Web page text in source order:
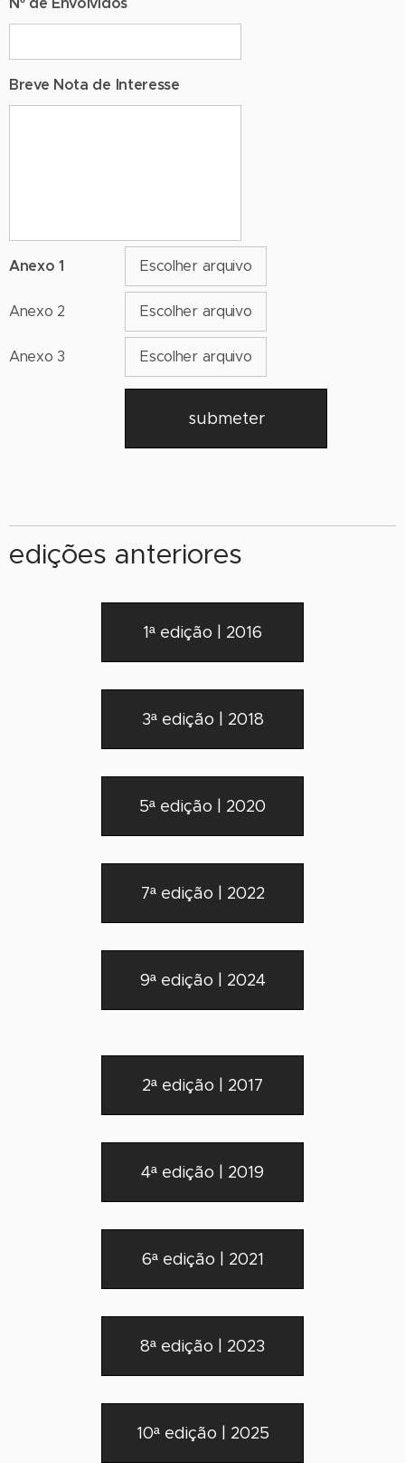
Breve Nota de Interesse
Anexo 1 Escolher arquivo
Anexo 2 Escolher arquivo
Anexo 3 Escolher arquivo
submeter
edições anteriores
1ª edição | 2016
3ª edição | 2018
5ª edição | 2020
7ª edição | 2022
9ª edição | 2024
2ª edição | 2017
4ª edição | 2019
6ª edição | 2021
8ª edição | 2023
10ª edição | 2025